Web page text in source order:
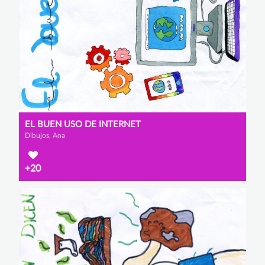
EL BUEN USO DE INTERNET
Dibujos, Ana
+20